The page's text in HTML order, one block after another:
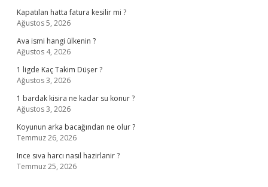
Kapatılan hatta fatura kesilir mi ?
Ağustos 5, 2026
Ava ismi hangi ülkenin ?
Ağustos 4, 2026
1 ligde Kaç Takim Düşer ?
Ağustos 3, 2026
1 bardak kisira ne kadar su konur ?
Ağustos 3, 2026
Koyunun arka bacağından ne olur ?
Temmuz 26, 2026
Ince sıva harcı nasıl hazirlanir ?
Temmuz 25, 2026